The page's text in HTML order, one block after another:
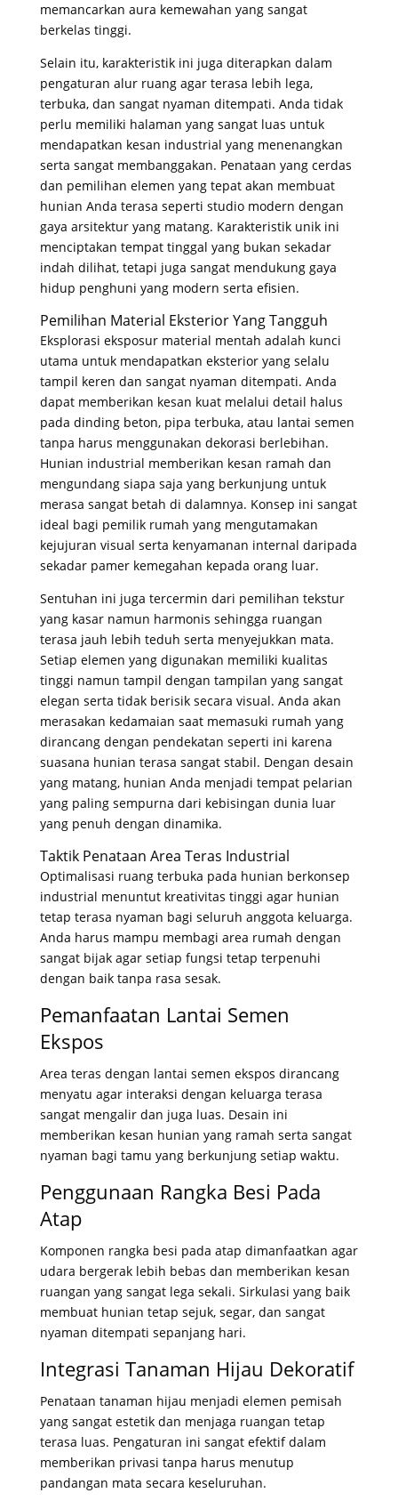
memancarkan aura kemewahan yang sangat
berkelas tinggi.
Selain itu, karakteristik ini juga diterapkan dalam
pengaturan alur ruang agar terasa lebih lega,
terbuka, dan sangat nyaman ditempati. Anda tidak
perlu memiliki halaman yang sangat luas untuk
mendapatkan kesan industrial yang menenangkan
serta sangat membanggakan. Penataan yang cerdas
dan pemilihan elemen yang tepat akan membuat
hunian Anda terasa seperti studio modern dengan
gaya arsitektur yang matang. Karakteristik unik ini
menciptakan tempat tinggal yang bukan sekadar
indah dilihat, tetapi juga sangat mendukung gaya
hidup penghuni yang modern serta efisien.
Pemilihan Material Eksterior Yang Tangguh
Eksplorasi eksposur material mentah adalah kunci
utama untuk mendapatkan eksterior yang selalu
tampil keren dan sangat nyaman ditempati. Anda
dapat memberikan kesan kuat melalui detail halus
pada dinding beton, pipa terbuka, atau lantai semen
tanpa harus menggunakan dekorasi berlebihan.
Hunian industrial memberikan kesan ramah dan
mengundang siapa saja yang berkunjung untuk
merasa sangat betah di dalamnya. Konsep ini sangat
ideal bagi pemilik rumah yang mengutamakan
kejujuran visual serta kenyamanan internal daripada
sekadar pamer kemegahan kepada orang luar.
Sentuhan ini juga tercermin dari pemilihan tekstur
yang kasar namun harmonis sehingga ruangan
terasa jauh lebih teduh serta menyejukkan mata.
Setiap elemen yang digunakan memiliki kualitas
tinggi namun tampil dengan tampilan yang sangat
elegan serta tidak berisik secara visual. Anda akan
merasakan kedamaian saat memasuki rumah yang
dirancang dengan pendekatan seperti ini karena
suasana hunian terasa sangat stabil. Dengan desain
yang matang, hunian Anda menjadi tempat pelarian
yang paling sempurna dari kebisingan dunia luar
yang penuh dengan dinamika.
Taktik Penataan Area Teras Industrial
Optimalisasi ruang terbuka pada hunian berkonsep
industrial menuntut kreativitas tinggi agar hunian
tetap terasa nyaman bagi seluruh anggota keluarga.
Anda harus mampu membagi area rumah dengan
sangat bijak agar setiap fungsi tetap terpenuhi
dengan baik tanpa rasa sesak.
Pemanfaatan Lantai Semen
Ekspos
Area teras dengan lantai semen ekspos dirancang
menyatu agar interaksi dengan keluarga terasa
sangat mengalir dan juga luas. Desain ini
memberikan kesan hunian yang ramah serta sangat
nyaman bagi tamu yang berkunjung setiap waktu.
Penggunaan Rangka Besi Pada
Atap
Komponen rangka besi pada atap dimanfaatkan agar
udara bergerak lebih bebas dan memberikan kesan
ruangan yang sangat lega sekali. Sirkulasi yang baik
membuat hunian tetap sejuk, segar, dan sangat
nyaman ditempati sepanjang hari.
Integrasi Tanaman Hijau Dekoratif
Penataan tanaman hijau menjadi elemen pemisah
yang sangat estetik dan menjaga ruangan tetap
terasa luas. Pengaturan ini sangat efektif dalam
memberikan privasi tanpa harus menutup
pandangan mata secara keseluruhan.